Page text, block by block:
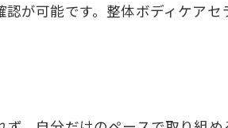
資格取得スケジュール例
が可能です。整体ボディケア